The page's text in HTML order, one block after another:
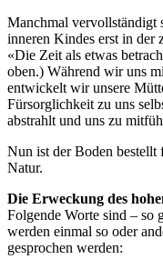
Manchmal vervollständigt
inneren Kindes erst in der
«Die Zeit als etwas
oben.) Während wir uns
entwickelt wir unsere
Fürsorglichkeit zu uns
abstrahlt und uns zu
Nun ist der Boden bestellt
Natur.
Die Erweckung des
Folgende Worte sind – so
werden einmal so oder
gesprochen werden: